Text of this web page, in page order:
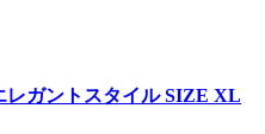
レガントスタイル SIZE XL